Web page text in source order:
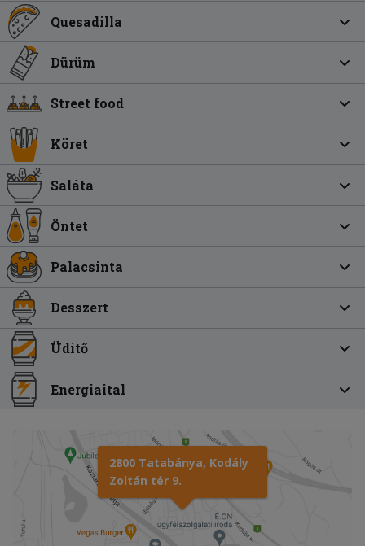
Quesadilla
Dürüm
Street food
Köret
Saláta
Öntet
Palacsinta
Desszert
Üdítő
Energiaital
2800 Tatabánya, Kodály
Zoltán tér 9.